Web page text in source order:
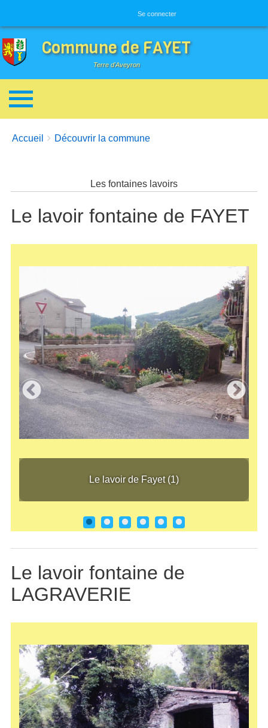
Se connecter
Commune de FAYET
Terre d'Aveyron
Breadcrumbs
You are here:
Accueil Découvrir la commune
Les fontaines lavoirs
Le lavoir fontaine de FAYET
Le lavoir de Fayet (1)
Le lavoir de Fayet (1)
Le
Le lavoir fontaine de
LAGRAVERIE